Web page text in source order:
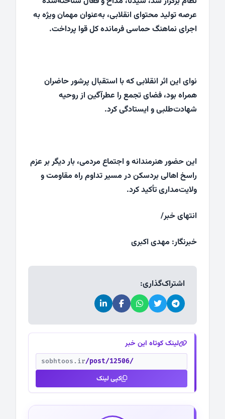
عرصه تولید محتوای انقلابی، به‌عنوان مهمان ویژه به
اجرای نماهنگ حماسی فرمانده کل قوا پرداخت.
نوای این اثر انقلابی که با استقبال پرشور حاضران
همراه بود، فضای تجمع را عطرآگین از روحیه
شهادت‌طلبی و ایستادگی کرد.
این حضور هنرمندانه و اجتماع مردمی، بار دیگر بر عزم
راسخ اهالی بردسکن در مسیر تداوم راه مقاومت و
ولایت‌مداری تأکید کرد.
انتهای خبر/
خبرنگار: مهدی اکبری
اشتراک‌گذاری:
لینک کوتاه این خبر
sobhtoos.ir/post/12506/
کپی لینک